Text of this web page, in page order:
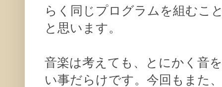
らく同じプログラムを組むこ
と思います。
音楽は考えても、とにかく音
い事だらけです。今回もまた